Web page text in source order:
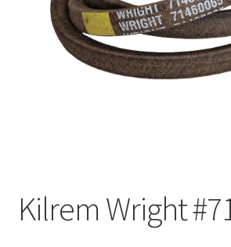
Outlet
Kontakta oss
Kilrem Wright